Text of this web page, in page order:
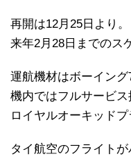
再開は12月25日より。
来年2月28日までのス
運航機材はボーイング
機内ではフルサービス
ロイヤルオーキッド
タイ航空のフライト